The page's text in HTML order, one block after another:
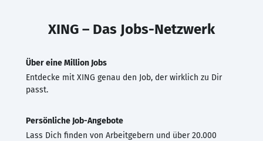
XING – Das Jobs-Netzwerk
Über eine Million Jobs
Entdecke mit XING genau den Job, der wirklich zu Dir
passt.
Persönliche Job-Angebote
Lass Dich finden von Arbeitgebern und über 20.000